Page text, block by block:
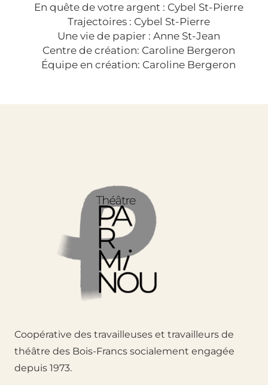
En quête de votre argent : Cybel St-Pierre
Trajectoires : Cybel St-Pierre
Une vie de papier : Anne St-Jean
Centre de création: Caroline Bergeron
Équipe en création: Caroline Bergeron
Coopérative des travailleuses et travailleurs de
théâtre des Bois-Francs socialement engagée
depuis 1973.